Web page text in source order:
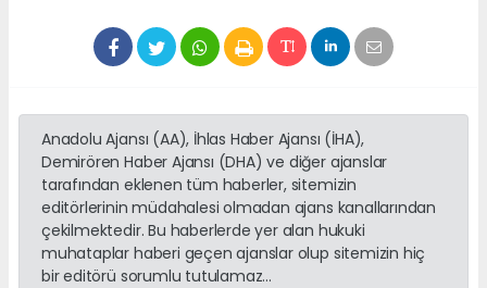
Anadolu Ajansı (AA), İhlas Haber Ajansı (İHA),
Demirören Haber Ajansı (DHA) ve diğer ajanslar
tarafından eklenen tüm haberler, sitemizin
editörlerinin müdahalesi olmadan ajans kanallarından
çekilmektedir. Bu haberlerde yer alan hukuki
muhataplar haberi geçen ajanslar olup sitemizin hiç
bir editörü sorumlu tutulamaz...